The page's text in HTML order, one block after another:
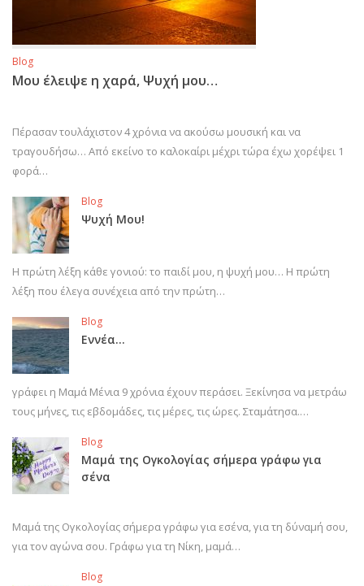
Blog
Μου έλειψε η χαρά, Ψυχή μου…
Πέρασαν τουλάχιστον 4 χρόνια να ακούσω μουσική και να
τραγουδήσω… Από εκείνο το καλοκαίρι μέχρι τώρα έχω χορέψει 1
φορά…
Blog
Ψυχή Μου!
Η πρώτη λέξη κάθε γονιού: το παιδί μου, η ψυχή μου… Η πρώτη
λέξη που έλεγα συνέχεια από την πρώτη…
Blog
Εννέα…
γράφει η Μαμά Μένια 9 χρόνια έχουν περάσει. Ξεκίνησα να μετράω
τους μήνες, τις εβδομάδες, τις μέρες, τις ώρες. Σταμάτησα.…
Blog
Μαμά της Ογκολογίας σήμερα γράφω για
σένα
Μαμά της Ογκολογίας σήμερα γράφω για εσένα, για τη δύναμή σου,
για τον αγώνα σου. Γράφω για τη Νίκη, μαμά…
Blog